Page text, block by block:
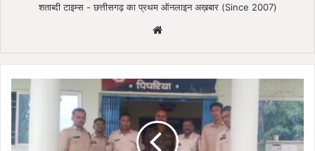
शताब्दी टाइम्स - छत्तीसगढ़ का प्रथम ऑनलाइन अख़बार (Since 2007)
te
लि
की
ब